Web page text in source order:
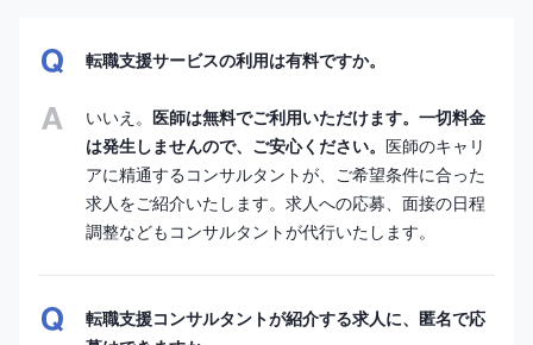
転職支援サービスの利用は有料ですか。
いいえ。 医師は無料でご利用いただけます。一切料金
は発生しませんので、ご安心ください。 医師のキャリ
アに精通するコンサルタントが、ご希望条件に合った
求人をご紹介いたします。求人への応募、面接の日程
調整などもコンサルタントが代行いたします。
転職支援コンサルタントが紹介する求人に、匿名で応